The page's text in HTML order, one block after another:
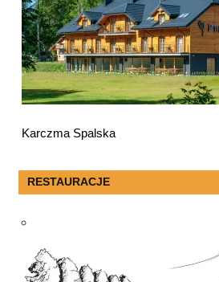
Karczma Spalska
RESTAURACJE